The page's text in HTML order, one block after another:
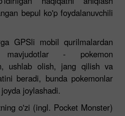
bepul ko'p foydalanuvchili
GPSli mobil qurilmalardan
- pokemon
ushlab olish, jang qilish va
beradi, bunda pokemonlar
joylashadi.
o'zi (ingl. Pocket Monster)